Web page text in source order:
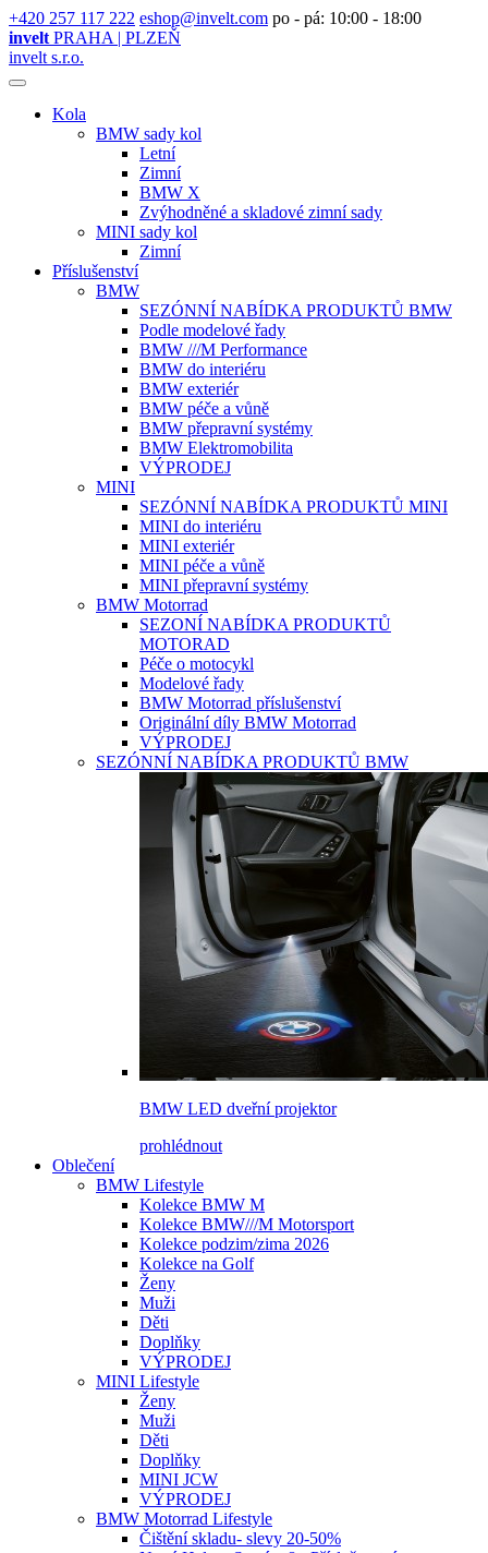
+420 257 117 222 eshop@invelt.com po - pá: 10:00 - 18:00
invelt PRAHA | PLZEŇ
invelt s.r.o.
Kola
BMW sady kol
Letní
Zimní
BMW X
Zvýhodněné a skladové zimní sady
MINI sady kol
Zimní
Příslušenství
BMW
SEZÓNNÍ NABÍDKA PRODUKTŮ BMW
Podle modelové řady
BMW ///M Performance
BMW do interiéru
BMW exteriér
BMW péče a vůně
BMW přepravní systémy
BMW Elektromobilita
VÝPRODEJ
MINI
SEZÓNNÍ NABÍDKA PRODUKTŮ MINI
MINI do interiéru
MINI exteriér
MINI péče a vůně
MINI přepravní systémy
BMW Motorrad
SEZONÍ NABÍDKA PRODUKTŮ
MOTORAD
Péče o motocykl
Modelové řady
BMW Motorrad příslušenství
Originální díly BMW Motorrad
VÝPRODEJ
SEZÓNNÍ NABÍDKA PRODUKTŮ BMW
BMW LED dveřní projektor
prohlédnout
Oblečení
BMW Lifestyle
Kolekce BMW M
Kolekce BMW///M Motorsport
Kolekce podzim/zima 2026
Kolekce na Golf
Ženy
Muži
Děti
Doplňky
VÝPRODEJ
MINI Lifestyle
Ženy
Muži
Děti
Doplňky
MINI JCW
VÝPRODEJ
BMW Motorrad Lifestyle
Čištění skladu- slevy 20-50%